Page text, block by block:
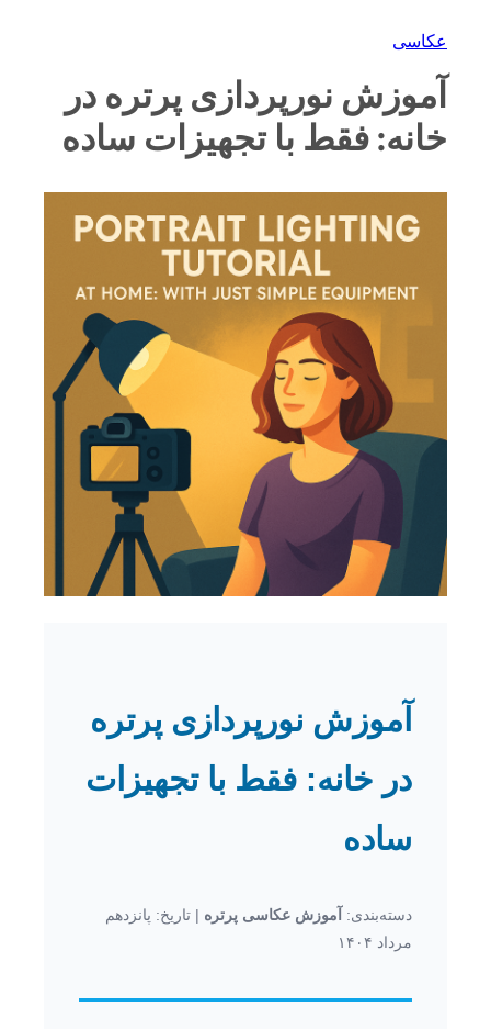
عکاسی
آموزش نورپردازی پرتره در
خانه: فقط با تجهیزات ساده
آموزش نورپردازی پرتره
در خانه: فقط با تجهیزات
ساده
دسته‌بندی: آموزش عکاسی پرتره | تاریخ: پانزدهم
مرداد ۱۴۰۴